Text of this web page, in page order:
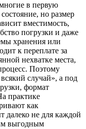
в первую
но размер
вместимость,
погрузки и даже
хранения или
к переплате за
нехватке места,
Поэтому
случай», а под
формат
практике
как
далеко не для каждой
выгодным